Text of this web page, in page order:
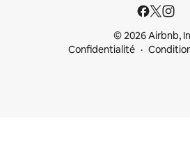
© 2026 Airbnb,
Confidentialité